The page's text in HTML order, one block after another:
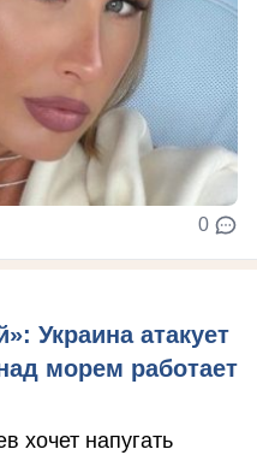
0
Украина атакует
морем работает
хочет напугать